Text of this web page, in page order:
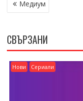
Медиум
СВЪРЗАНИ
Нови Сериали